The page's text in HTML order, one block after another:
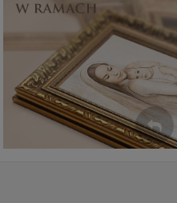
Obrazy religijne
PIĘKNE
WZORY